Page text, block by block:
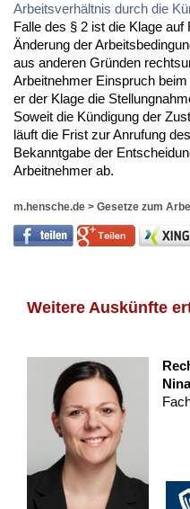
Arbeitsverhältnis durch die
Falle des § 2 ist die Klage
Änderung der
aus anderen Gründen
Arbeitnehmer Einspruch
er der Klage die
Soweit die Kündigung der
läuft die Frist zur Anrufung
Bekanntgabe der
Arbeitnehmer ab.
m.hensche.de > Gesetze zum
Weitere Auskünfte